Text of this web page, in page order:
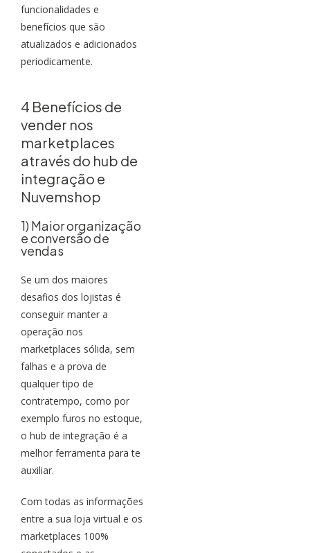
funcionalidades e
benefícios que são
atualizados e adicionados
periodicamente.
4 Benefícios de
vender nos
marketplaces
através do hub de
integração e
Nuvemshop
1) Maior organização
e conversão de
vendas
Se um dos maiores
desafios dos lojistas é
conseguir manter a
operação nos
marketplaces sólida, sem
falhas e a prova de
qualquer tipo de
contratempo, como por
exemplo furos no estoque,
o hub de integração é a
melhor ferramenta para te
auxiliar.
Com todas as informações
entre a sua loja virtual e os
marketplaces 100%